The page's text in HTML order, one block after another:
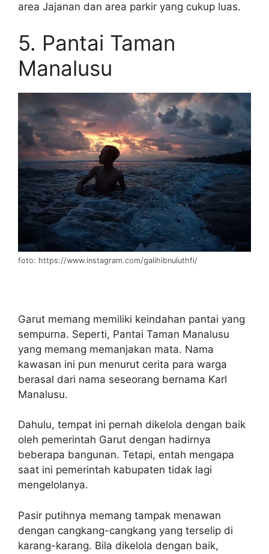
area Jajanan dan area parkir yang cukup luas.
5. Pantai Taman
Manalusu
foto: https://www.instagram.com/galihibnuluthfi/
Garut memang memiliki keindahan pantai yang
sempurna. Seperti, Pantai Taman Manalusu
yang memang memanjakan mata. Nama
kawasan ini pun menurut cerita para warga
berasal dari nama seseorang bernama Karl
Manalusu.
Dahulu, tempat ini pernah dikelola dengan baik
oleh pemerintah Garut dengan hadirnya
beberapa bangunan. Tetapi, entah mengapa
saat ini pemerintah kabupaten tidak lagi
mengelolanya.
Pasir putihnya memang tampak menawan
dengan cangkang-cangkang yang terselip di
karang-karang. Bila dikelola dengan baik,